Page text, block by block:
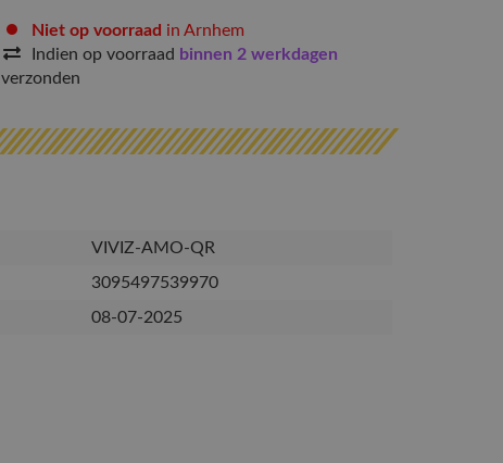
Niet op voorraad in Arnhem
Indien op voorraad binnen 2 werkdagen
verzonden
VIVIZ-AMO-QR
3095497539970
08-07-2025